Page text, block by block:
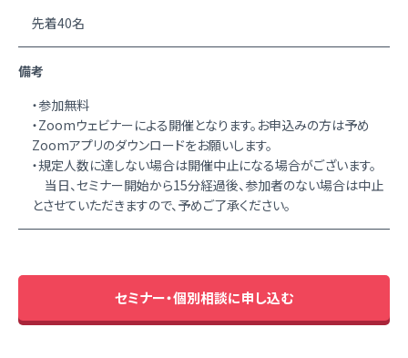
先着40名
備考
・参加無料
・Zoomウェビナーによる開催となります。お申込みの方は予め
Zoomアプリのダウンロードをお願いします。
・規定人数に達しない場合は開催中止になる場合がございます。
当日、セミナー開始から15分経過後、参加者のない場合は中止
とさせていただきますので、予めご了承ください。
セミナー・個別相談に申し込む